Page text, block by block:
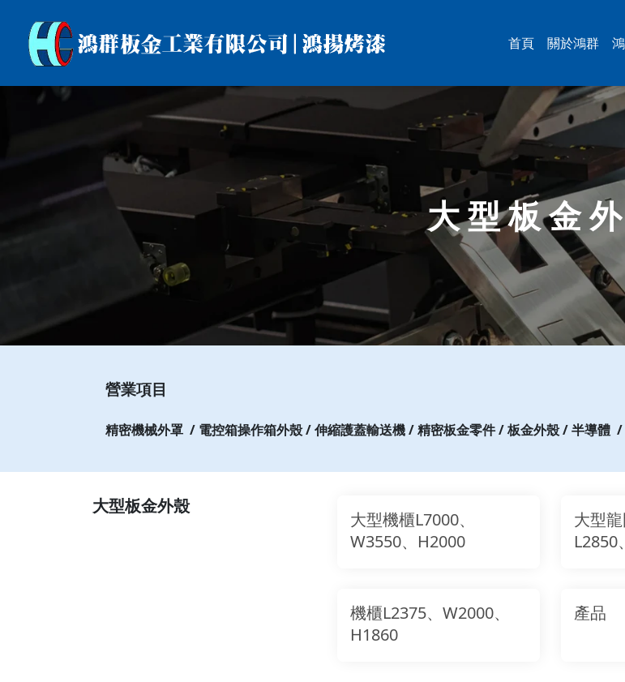
首頁 關於鴻群
大 型 板 金
營業項目
精密機械外罩 / 電控箱操作箱外殼 / 伸縮護蓋輸送機 / 精密板金零件 / 板金外殼 / 半導體 /
大型機櫃L7000、
W3550、H2000
大型
L2850
機櫃L2375、W2000、
H1860
產品
大型板金外殼